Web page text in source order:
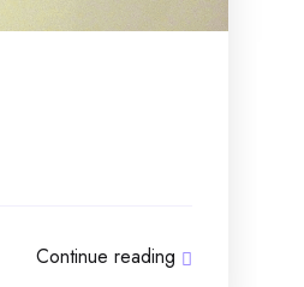
Continue reading